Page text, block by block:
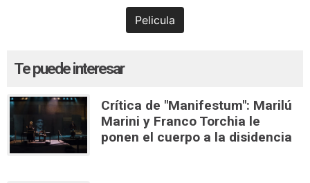
Pelicula
Te puede interesar
Crítica de "Manifestum": Marilú
Marini y Franco Torchia le
ponen el cuerpo a la disidencia